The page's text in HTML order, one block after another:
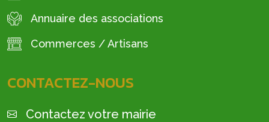
Annuaire des associations
Commerces / Artisans
CONTACTEZ-NOUS
Contactez votre mairie